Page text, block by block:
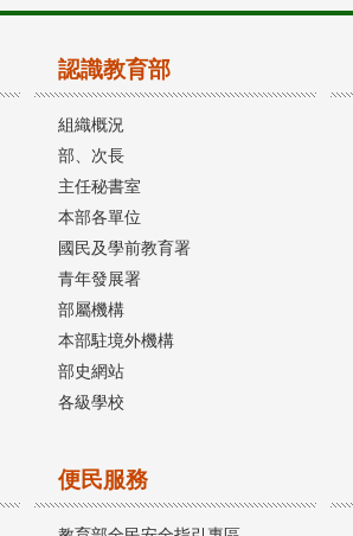
認識教育部
組織概況
部、次長
主任秘書室
本部各單位
國民及學前教育署
青年發展署
部屬機構
本部駐境外機構
部史網站
各級學校
便民服務